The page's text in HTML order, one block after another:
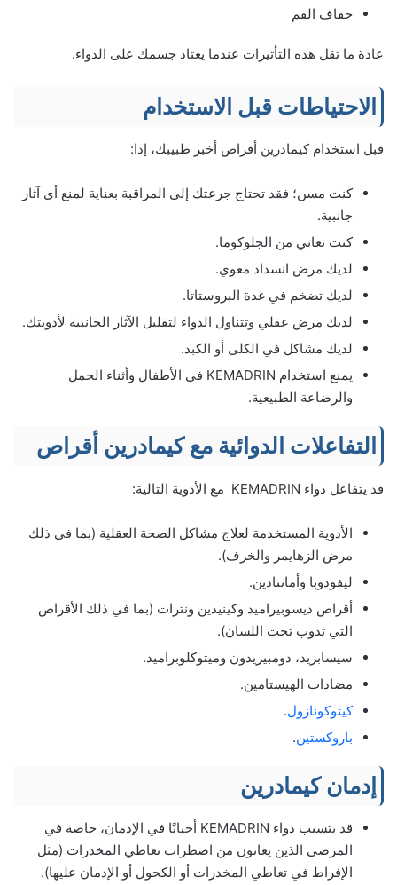
جفاف الفم
عادة ما تقل هذه التأثيرات عندما يعتاد جسمك على الدواء.
الاحتياطات قبل الاستخدام
قبل استخدام كيمادرين أقراص أخبر طبيبك، إذا:
كنت مسن؛ فقد تحتاج جرعتك إلى المراقبة بعناية لمنع أي آثار
جانبية.
كنت تعاني من الجلوكوما.
لديك مرض انسداد معوي.
لديك تضخم في غدة البروستاتا.
لديك مرض عقلي وتتناول الدواء لتقليل الآثار الجانبية لأدويتك.
لديك مشاكل في الكلى أو الكبد.
يمنع استخدام KEMADRIN في الأطفال وأثناء الحمل
والرضاعة الطبيعية.
التفاعلات الدوائية مع كيمادرين أقراص
قد يتفاعل دواء KEMADRIN مع الأدوية التالية:
الأدوية المستخدمة لعلاج مشاكل الصحة العقلية (بما في ذلك
مرض الزهايمر والخرف).
ليفودوبا وأمانتادين.
أقراص ديسوبيراميد وكينيدين ونترات (بما في ذلك الأقراص
التي تذوب تحت اللسان).
سيسابريد، دومبيريدون وميتوكلوبراميد.
مضادات الهيستامين.
كيتوكونازول.
باروكستين.
إدمان كيمادرين
قد يتسبب دواء KEMADRIN أحيانًا في الإدمان، خاصة في
المرضى الذين يعانون من اضطراب تعاطي المخدرات (مثل
الإفراط في تعاطي المخدرات أو الكحول أو الإدمان عليها).